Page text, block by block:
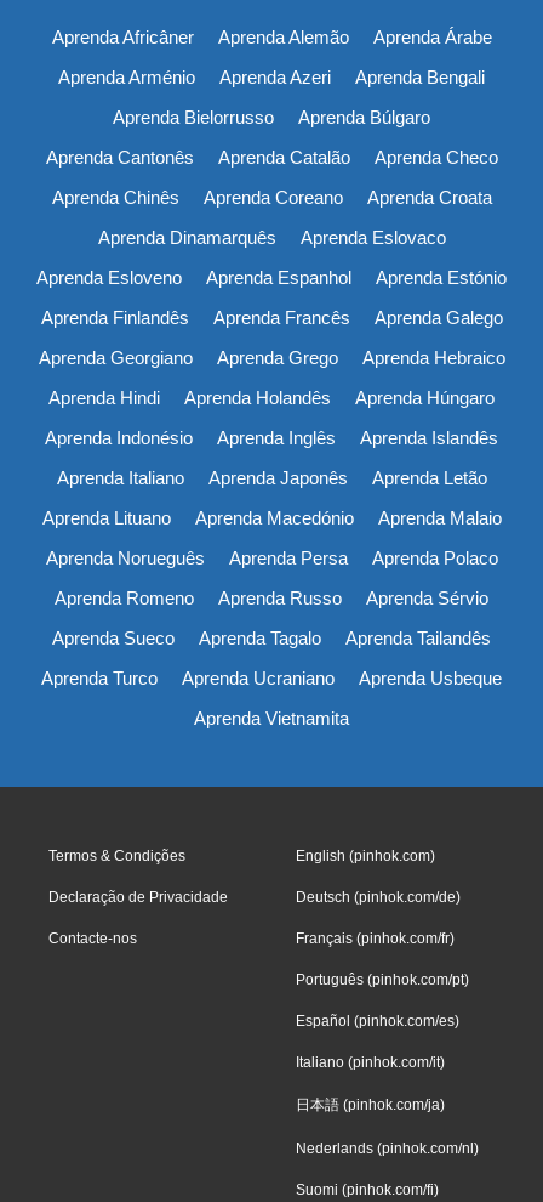
Aprenda Africâner Aprenda Alemão
Aprenda Árabe
Aprenda Arménio
Aprenda Azeri
Aprenda Bengali
Aprenda Bielorrusso
Aprenda Búlgaro
Aprenda Cantonês
Aprenda Catalão
Aprenda Checo
Aprenda Chinês
Aprenda Coreano
Aprenda Croata
Aprenda Dinamarquês
Aprenda Eslovaco
Aprenda Esloveno
Aprenda Espanhol
Aprenda Estónio
Aprenda Finlandês
Aprenda Francês
Aprenda Galego
Aprenda Georgiano
Aprenda Grego
Aprenda Hebraico
Aprenda Hindi
Aprenda Holandês
Aprenda Húngaro
Aprenda Indonésio
Aprenda Inglês
Aprenda Islandês
Aprenda Italiano
Aprenda Japonês
Aprenda Letão
Aprenda Lituano
Aprenda Macedónio
Aprenda Malaio
Aprenda Norueguês
Aprenda Persa
Aprenda Polaco
Aprenda Romeno
Aprenda Russo
Aprenda Sérvio
Aprenda Sueco
Aprenda Tagalo
Aprenda Tailandês
Aprenda Turco
Aprenda Ucraniano
Aprenda Usbeque
Aprenda Vietnamita
Termos & Condições
Declaração de Privacidade
Contacte-nos
English (pinhok.com)
Deutsch (pinhok.com/de)
Français (pinhok.com/fr)
Português (pinhok.com/pt)
Español (pinhok.com/es)
Italiano (pinhok.com/it)
日本語 (pinhok.com/ja)
Nederlands (pinhok.com/nl)
Suomi (pinhok.com/fi)